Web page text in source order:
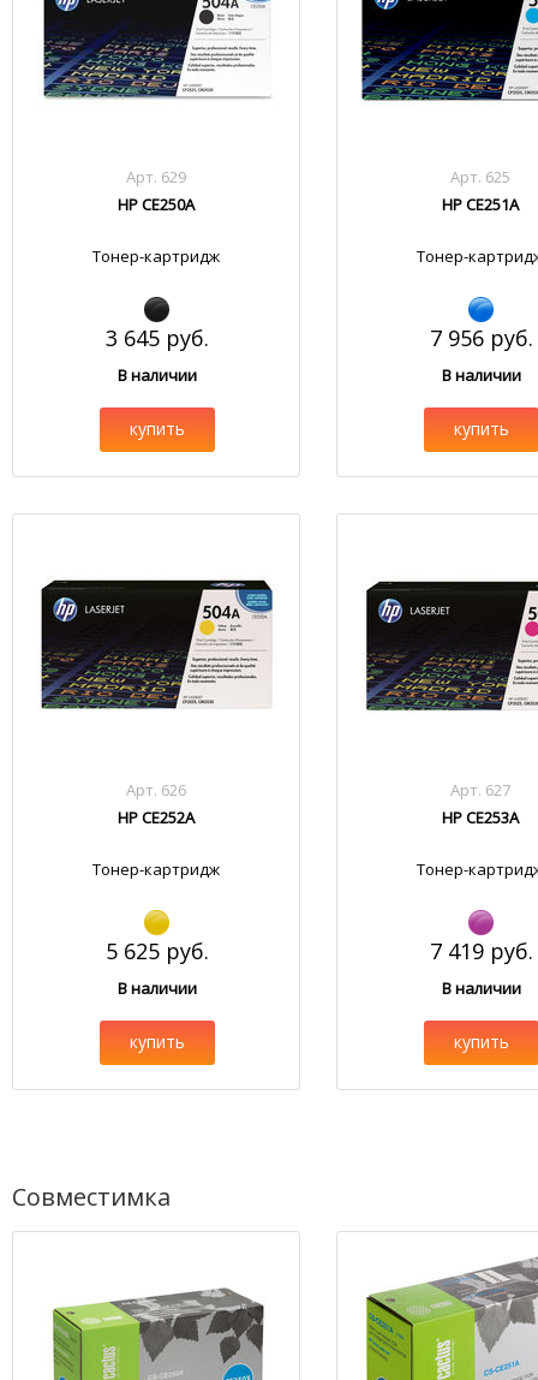
Арт. 629
HP CE250A
Тонер-картридж
3 645 руб.
В наличии
купить
Арт. 625
HP CE251A
Тонер-
7 956 руб.
В наличии
купить
Арт. 626
HP CE252A
Тонер-картридж
5 625 руб.
В наличии
купить
Арт. 627
HP CE253A
Тонер-
7 419 руб.
В наличии
купить
Совместимка